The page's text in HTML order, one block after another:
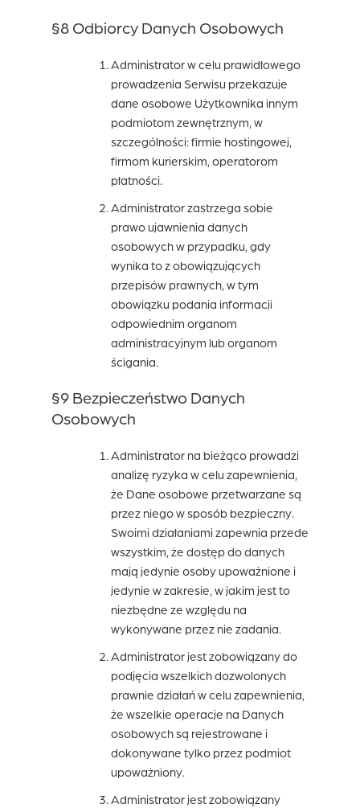
§8 Odbiorcy Danych Osobowych
Administrator w celu prawidłowego
prowadzenia Serwisu przekazuje
dane osobowe Użytkownika innym
podmiotom zewnętrznym, w
szczególności: firmie hostingowej,
firmom kurierskim, operatorom
płatności.
Administrator zastrzega sobie
prawo ujawnienia danych
osobowych w przypadku, gdy
wynika to z obowiązujących
przepisów prawnych, w tym
obowiązku podania informacji
odpowiednim organom
administracyjnym lub organom
ścigania.
§9 Bezpieczeństwo Danych
Osobowych
Administrator na bieżąco prowadzi
analizę ryzyka w celu zapewnienia,
że Dane osobowe przetwarzane są
przez niego w sposób bezpieczny.
Swoimi działaniami zapewnia przede
wszystkim, że dostęp do danych
mają jedynie osoby upoważnione i
jedynie w zakresie, w jakim jest to
niezbędne ze względu na
wykonywane przez nie zadania.
Administrator jest zobowiązany do
podjęcia wszelkich dozwolonych
prawnie działań w celu zapewnienia,
że wszelkie operacje na Danych
osobowych są rejestrowane i
dokonywane tylko przez podmiot
upoważniony.
Administrator jest zobowiązany